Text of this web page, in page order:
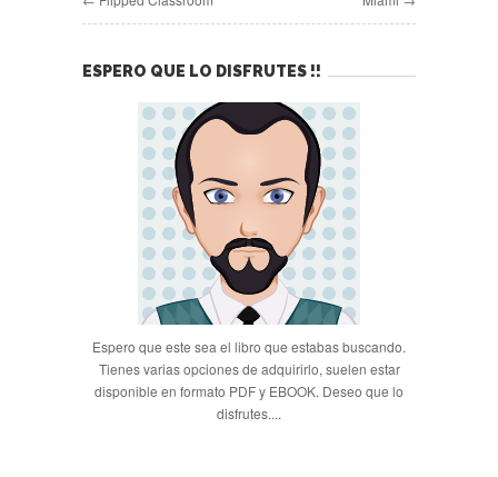
ESPERO QUE LO DISFRUTES !!
Espero que este sea el libro que estabas buscando.
Tienes varias opciones de adquirirlo, suelen estar
disponible en formato PDF y EBOOK. Deseo que lo
disfrutes....